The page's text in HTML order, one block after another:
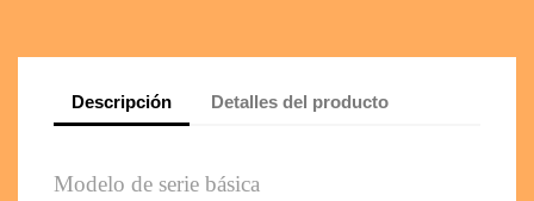
Descripción Detalles del producto
Modelo de serie básica